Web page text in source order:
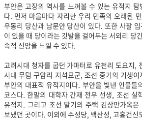
부안은 고장의 역사를 느껴볼 수 있는 유적지
다. 먼저 마을마다 자리한 우리 민족의 오래된
우동리 당산과 남문안 당산이 있다. 또한 사찰
이 있을 때 당이라는 깃발을 걸어두는 서외리 당
속적 신앙을 느낄 수 있다.
고려시대 청자를 굽던 가마터로 유천리 도요지,
시대 무덤 구암리 지석묘군, 조선 중기의 기생
부안의 대표적 유적지이다. 부안을 빛낸 인물들
코스다. 한말의 대학자 간재 전우 선생, 조선 실
유적지. 그리고 조선 말기의 주택 김상만가옥은
보냈던 곳이다. 이외에 수성당, 백산성, 고홍건신